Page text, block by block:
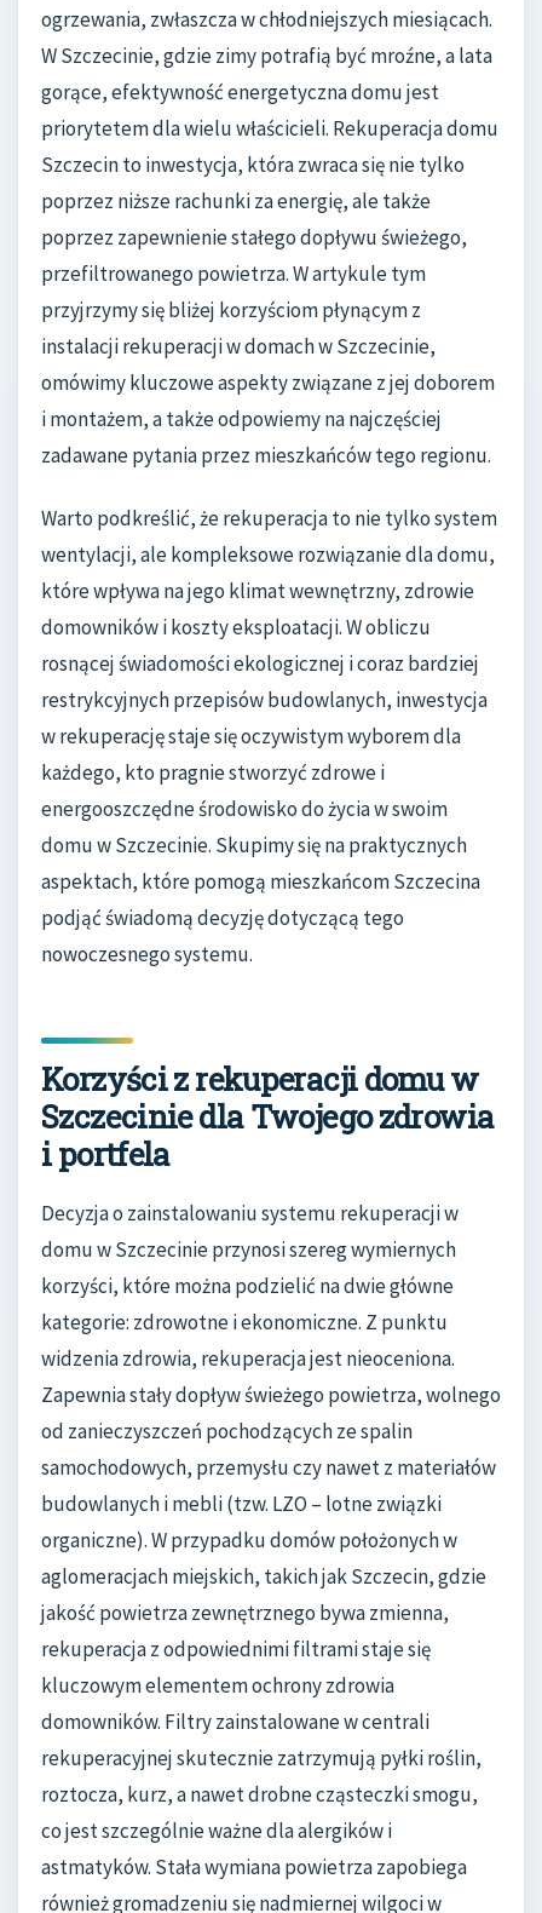
ogrzewania, zwłaszcza w chłodniejszych miesiącach.
W Szczecinie, gdzie zimy potrafią być mroźne, a lata
gorące, efektywność energetyczna domu jest
priorytetem dla wielu właścicieli. Rekuperacja domu
Szczecin to inwestycja, która zwraca się nie tylko
poprzez niższe rachunki za energię, ale także
poprzez zapewnienie stałego dopływu świeżego,
przefiltrowanego powietrza. W artykule tym
przyjrzymy się bliżej korzyściom płynącym z
instalacji rekuperacji w domach w Szczecinie,
omówimy kluczowe aspekty związane z jej doborem
i montażem, a także odpowiemy na najczęściej
zadawane pytania przez mieszkańców tego regionu.
Warto podkreślić, że rekuperacja to nie tylko system
wentylacji, ale kompleksowe rozwiązanie dla domu,
które wpływa na jego klimat wewnętrzny, zdrowie
domowników i koszty eksploatacji. W obliczu
rosnącej świadomości ekologicznej i coraz bardziej
restrykcyjnych przepisów budowlanych, inwestycja
w rekuperację staje się oczywistym wyborem dla
każdego, kto pragnie stworzyć zdrowe i
energooszczędne środowisko do życia w swoim
domu w Szczecinie. Skupimy się na praktycznych
aspektach, które pomogą mieszkańcom Szczecina
podjąć świadomą decyzję dotyczącą tego
nowoczesnego systemu.
Korzyści z rekuperacji domu w
Szczecinie dla Twojego zdrowia
i portfela
Decyzja o zainstalowaniu systemu rekuperacji w
domu w Szczecinie przynosi szereg wymiernych
korzyści, które można podzielić na dwie główne
kategorie: zdrowotne i ekonomiczne. Z punktu
widzenia zdrowia, rekuperacja jest nieoceniona.
Zapewnia stały dopływ świeżego powietrza, wolnego
od zanieczyszczeń pochodzących ze spalin
samochodowych, przemysłu czy nawet z materiałów
budowlanych i mebli (tzw. LZO – lotne związki
organiczne). W przypadku domów położonych w
aglomeracjach miejskich, takich jak Szczecin, gdzie
jakość powietrza zewnętrznego bywa zmienna,
rekuperacja z odpowiednimi filtrami staje się
kluczowym elementem ochrony zdrowia
domowników. Filtry zainstalowane w centrali
rekuperacyjnej skutecznie zatrzymują pyłki roślin,
roztocza, kurz, a nawet drobne cząsteczki smogu,
co jest szczególnie ważne dla alergików i
astmatyków. Stała wymiana powietrza zapobiega
również gromadzeniu się nadmiernej wilgoci w